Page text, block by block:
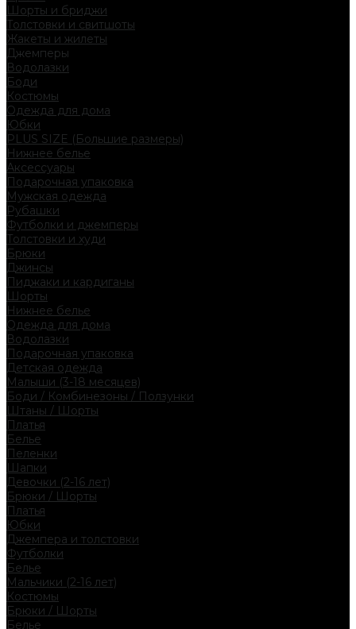
Шорты и бриджи
Толстовки и свитшоты
Жакеты и жилеты
Джемперы
Водолазки
Боди
Костюмы
Одежда для дома
Юбки
PLUS SIZE (Большие размеры)
Нижнее белье
Аксессуары
Подарочная упаковка
Мужская одежда
Рубашки
Футболки и джемперы
Толстовки и худи
Брюки
Джинсы
Пиджаки и кардиганы
Шорты
Нижнее белье
Одежда для дома
Водолазки
Подарочная упаковка
Детская одежда
Малыши (3-18 месяцев)
Боди / Комбинезоны / Ползунки
Штаны / Шорты
Платья
Белье
Пеленки
Шапки
Девочки (2-16 лет)
Брюки / Шорты
Платья
Юбки
Джемпера и толстовки
Футболки
Белье
Мальчики (2-16 лет)
Костюмы
Брюки / Шорты
Белье